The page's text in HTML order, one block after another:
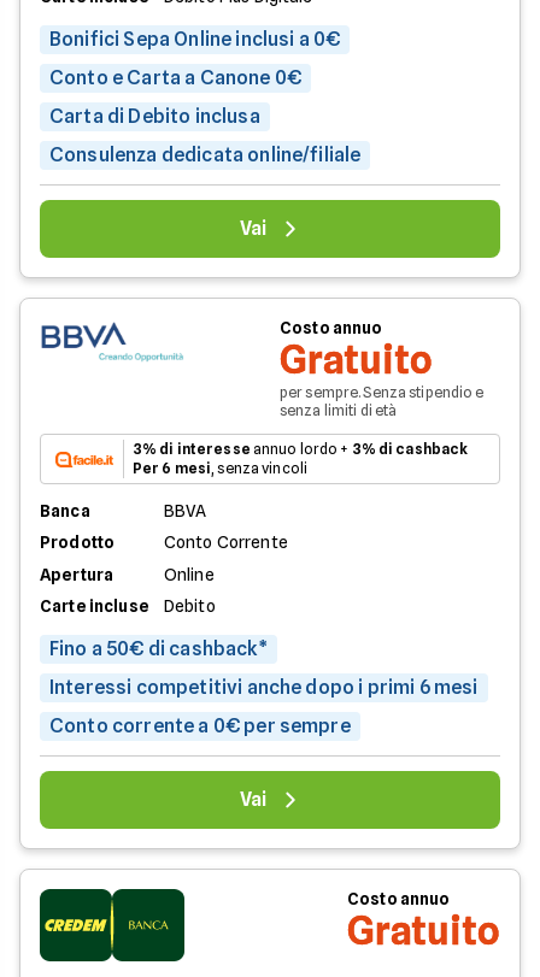
Bonifici Sepa Online inclusi a 0€
Conto e Carta a Canone 0€
Carta di Debito inclusa
Consulenza dedicata online/filiale
Vai
Costo annuo
Gratuito
per sempre. Senza stipendio e
senza limiti di età
3% di interesse annuo lordo + 3% di cashback
Per 6 mesi, senza vincoli
Banca
BBVA
Prodotto
Conto Corrente
Apertura
Online
Carte incluse
Debito
Fino a 50€ di cashback*
Interessi competitivi anche dopo i primi 6 mesi
Conto corrente a 0€ per sempre
Vai
Costo annuo
Gratuito